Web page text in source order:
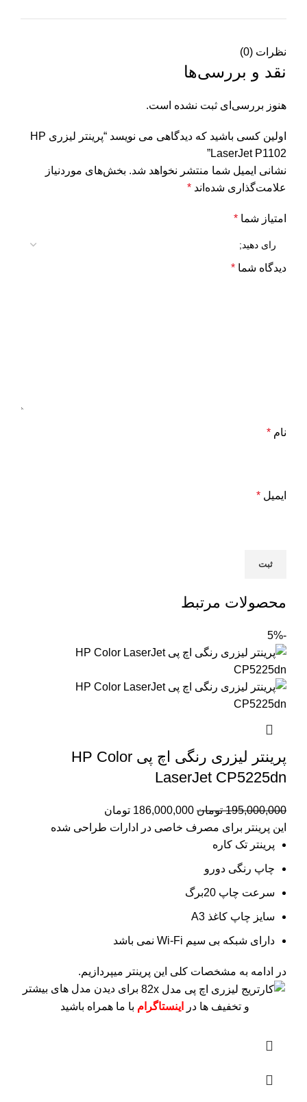
نظرات (0)
نقد و بررسی‌ها
هنوز بررسی‌ای ثبت نشده است.
اولین کسی باشید که دیدگاهی می نویسد “پرینتر لیزری HP
LaserJet P1102”
نشانی ایمیل شما منتشر نخواهد شد. بخش‌های موردنیاز
علامت‌گذاری شده‌اند *
امتیاز شما *
دیدگاه شما *
نام *
ایمیل *
محصولات مرتبط
-5%
پرینتر لیزری رنگی اچ پی HP Color
LaserJet CP5225dn
195,000,000 تومان 186,000,000 تومان
این پرینتر برای مصرف خاصی در ادارات طراحی شده
پرینتر تک کاره
چاپ رنگی دورو
سرعت چاپ 20برگ
سایز چاپ کاغذ A3
دارای شبکه بی سیم Wi-Fi نمی باشد
در ادامه به مشخصات کلی این پرینتر میپردازیم.
برای دیدن مدل های بیشتر
و تخفیف ها در
اینستاگرام با ما همراه باشید